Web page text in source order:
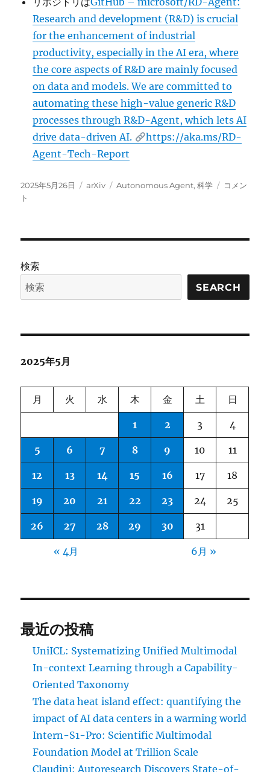
Research and development (R&D) is crucial
for the enhancement of industrial
productivity, especially in the AI era, where
the core aspects of R&D are mainly focused
on data and models. We are committed to
automating these high-value generic R&D
processes through R&D-Agent, which lets AI
drive data-driven AI.
https://aka.ms/RD-
Agent-Tech-Report
投
稿
2025年5月26日
カ
arXiv
タ
Autonomous Agent,科学
R&D-
Building
Through
LLM-
Research,
コメン
ト
検索
SEARCH
2025年5月
月 火 水 木 金 土 日
1 2 3 4
5 6 7 8 9 10 11
12 13 14 15 16 17 18
19 20 21 22 23 24 25
26 27 28 29 30 31
« 4月 6月 »
最近の投稿
UniICL: Systematizing Unified Multimodal
In-context Learning through a Capability-
Oriented Taxonomy
The data heat island effect: quantifying the
impact of AI data centers in a warming world
Intern-S1-Pro: Scientific Multimodal
Foundation Model at Trillion Scale
Claudini: Autoresearch Discovers State-of-